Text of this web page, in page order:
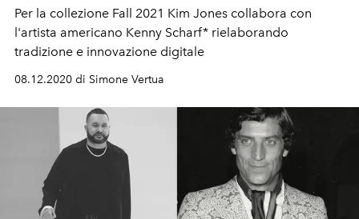
Per la collezione Fall 2021 Kim Jones collabora con
l'artista americano Kenny Scharf* rielaborando
tradizione e innovazione digitale
08.12.2020 di Simone Vertua